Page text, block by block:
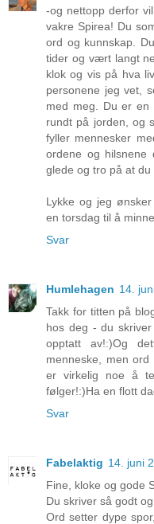
-og nettopp derfor
vakre Spirea! Du
ord og kunnskap.
tider og vært langt
klok og vis på hva
personene jeg vet,
med meg. Du er en
rundt på jorden, og
fyller mennesker
ordene og
glede og tro på at
Lykke og jeg
en torsdag til å
Svar
Humlehagen 14.
Takk for titten på
hos deg - du
opptatt av!:)Og
menneske, men
er virkelig noe å
følger!:)Ha en flott
Svar
Fabelaktig 14. juni
Fine, kloke og gode
Du skriver så godt
Ord setter dype